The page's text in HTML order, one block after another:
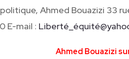
Ahmed Bouazizi 33
E-mail :
Ahmed Bouazizi